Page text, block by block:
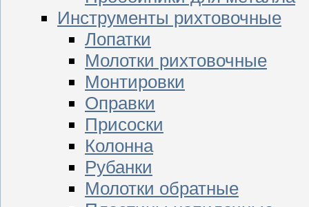
Инструменты рихтовочные
Лопатки
Молотки рихтовочные
Монтировки
Оправки
Присоски
Колонна
Рубанки
Молотки обратные